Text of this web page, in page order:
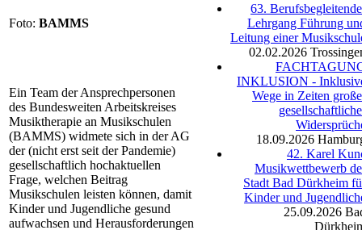
Foto: BAMMS
Ein Team der Ansprechpersonen
des Bundesweiten Arbeitskreises
Musiktherapie an Musikschulen
(BAMMS) widmete sich in der AG
der (nicht erst seit der Pandemie)
gesellschaftlich hochaktuellen
Frage, welchen Beitrag
Musikschulen leisten können, damit
Kinder und Jugendliche gesund
aufwachsen und Herausforderungen
63.
Lehrgang Führung
Leitung einer
02.02.2026
INKLUSION -
Wege in Zeiten
18.09.2026
42. Karel
Musikwettbewerb
Stadt Bad Dürkheim
Kinder und
25.09.2026